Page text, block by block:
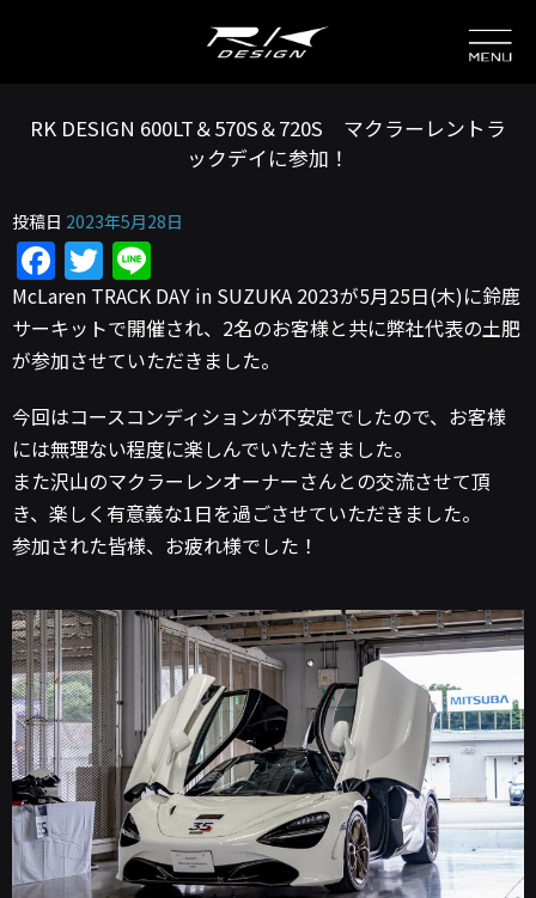
RK DESIGN 600LT＆570S＆720S マクラーレントラ
ックデイに参加！
投稿日 2023年5月28日
Facebook
Twitter
McLaren TRACK DAY in SUZUKA 2023が5月25日(木)に鈴鹿
サーキットで開催され、2名のお客様と共に弊社代表の土肥
が参加させていただきました。
今回はコースコンディションが不安定でしたので、お客様
には無理ない程度に楽しんでいただきました。
また沢山のマクラーレンオーナーさんとの交流させて頂
き、楽しく有意義な1日を過ごさせていただきました。
参加された皆様、お疲れ様でした！